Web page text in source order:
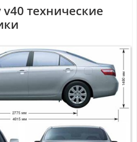
технические